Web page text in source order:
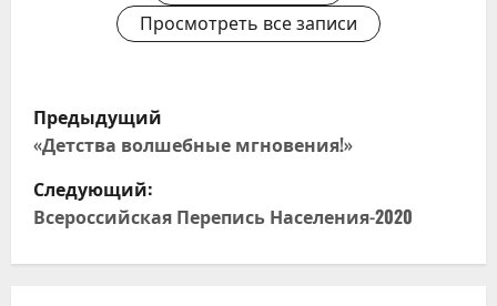
Просмотреть все записи
Н
а
в
Предыдущий
«Детства волшебные мгновения!»
Следующий:
Всероссийская Перепись Населения-2020